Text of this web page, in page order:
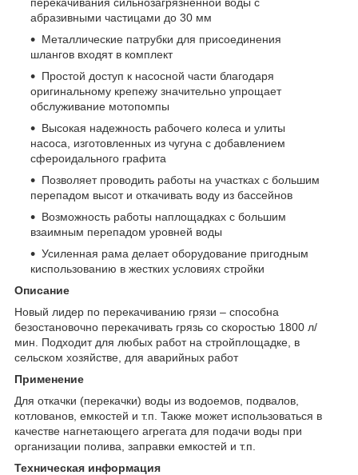
абразивными частицами до 30 мм
Металлические патрубки для присоединения
шлангов входят в комплект
Простой доступ к насосной части благодаря
оригинальному крепежу значительно упрощает
обслуживание мотопомпы
Высокая надежность рабочего колеса и улиты
насоса, изготовленных из чугуна с добавлением
сфероидального графита
Позволяет проводить работы на участках с большим
перепадом высот и откачивать воду из бассейнов
Возможность работы наплощадках с большим
взаимным перепадом уровней воды
Усиленная рама делает оборудование пригодным
киспользованию в жестких условиях стройки
Описание
Новый лидер по перекачиванию грязи – способна
безостановочно перекачивать грязь со скоростью 1800 л/
мин. Подходит для любых работ на стройплощадке, в
сельском хозяйстве, для аварийных работ
Применение
Для откачки (перекачки) воды из водоемов, подвалов,
котлованов, емкостей и т.п. Также может использоваться в
качестве нагнетающего агрегата для подачи воды при
организации полива, заправки емкостей и т.п.
Техническая информация